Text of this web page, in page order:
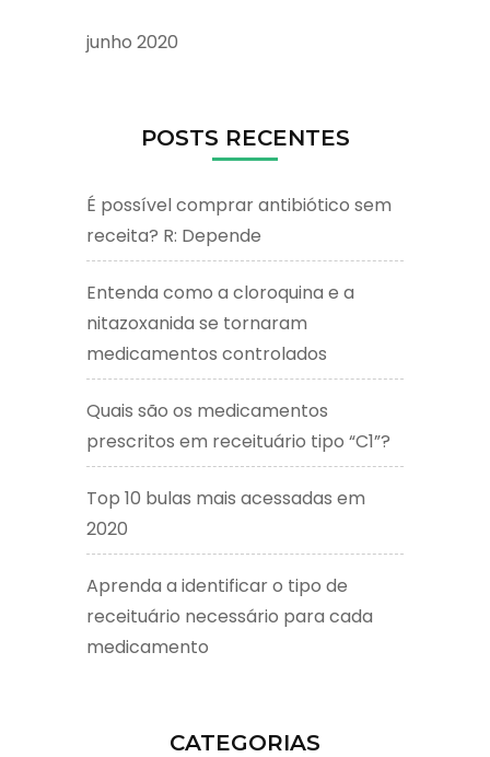
junho 2020
POSTS RECENTES
É possível comprar antibiótico sem
receita? R: Depende
Entenda como a cloroquina e a
nitazoxanida se tornaram
medicamentos controlados
Quais são os medicamentos
prescritos em receituário tipo “C1”?
Top 10 bulas mais acessadas em
2020
Aprenda a identificar o tipo de
receituário necessário para cada
medicamento
CATEGORIAS